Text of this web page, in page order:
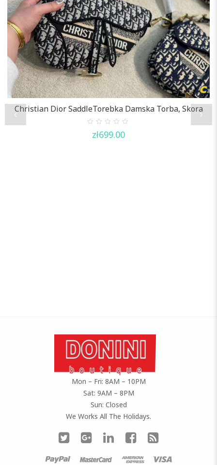
Christian Dior SaddleTorebka Damska Torba, Skora
out
zł699.00
Mon – Fri: 8AM – 10PM
Sat: 9AM – 8PM
Sun: Closed
We Works All The Holidays.